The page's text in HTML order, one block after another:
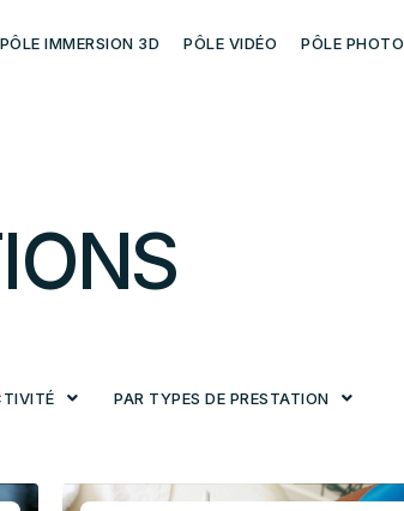
PÔLE IMMERSION 3D PÔLE VIDÉO PÔLE PHOTO
PAR TYPES DE PRESTATION